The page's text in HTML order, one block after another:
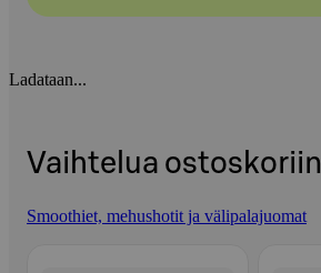
Ladataan...
Vaihtelua ostoskoriin
Smoothiet, mehushotit ja välipalajuomat